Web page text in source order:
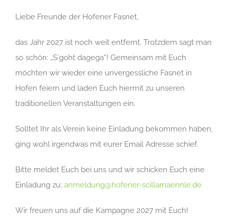
Liebe Freunde der Hofener Fasnet,
das Jahr 2027 ist noch weit entfernt. Trotzdem sagt man
so schön: „S´goht dagega“! Gemeinsam mit Euch
möchten wir wieder eine unvergessliche Fasnet in
Hofen feiern und laden Euch hiermit zu unseren
traditionellen Veranstaltungen ein.
Solltet Ihr als Verein keine Einladung bekommen haben,
ging wohl irgendwas mit eurer Email Adresse schief.
Bitte meldet Euch bei uns und wir schicken Euch eine
Einladung zu: anmeldung@hofener-scillamaennle.de
Wir freuen uns auf die Kampagne 2027 mit Euch!